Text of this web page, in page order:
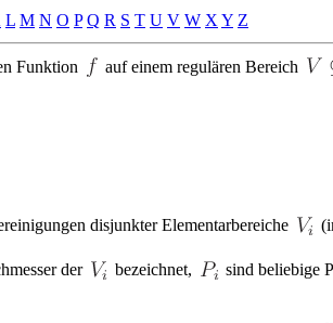
L M N O P Q R S T U V W X Y Z
Funktion auf einem regulären Bereich
disjunkter Elementarbereiche
der bezeichnet, sind beliebige